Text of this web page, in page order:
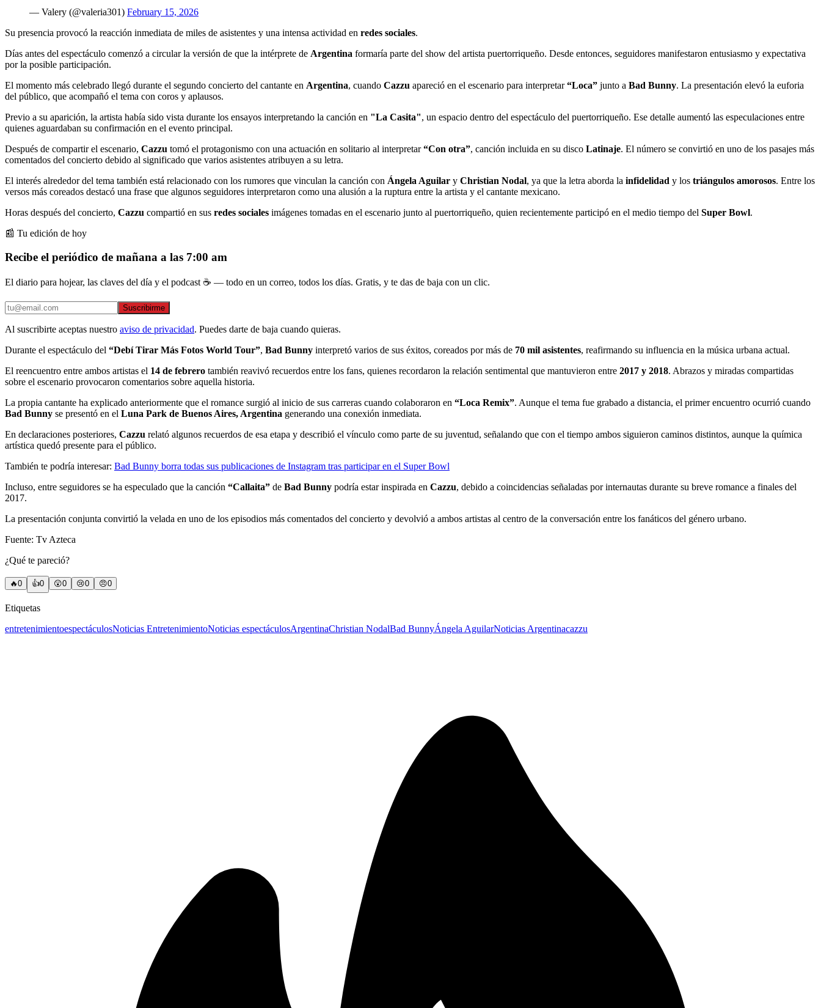
— Valery (@valeria301) February 15, 2026
Su presencia provocó la reacción inmediata de miles de asistentes y una intensa actividad en redes sociales.
Días antes del espectáculo comenzó a circular la versión de que la intérprete de Argentina formaría parte del show del artista puertorriqueño. Desde entonces, seguidores manifestaron entusiasmo y expectativa
por la posible participación.
El momento más celebrado llegó durante el segundo concierto del cantante en Argentina, cuando Cazzu apareció en el escenario para interpretar“Loca” junto a Bad Bunny. La presentación elevó la euforia
del público, que acompañó el tema con coros y aplausos.
Previo a su aparición, la artista había sido vista durante los ensayos interpretando la canción en "La Casita", un espacio dentro del espectáculo del puertorriqueño. Ese detalle aumentó las especulaciones entre
quienes aguardaban su confirmación en el evento principal.
Después de compartir el escenario, Cazzu tomó el protagonismo con una actuación en solitario al interpretar“Con otra”, canción incluida en su disco Latinaje. El número se convirtió en uno de los pasajes más
comentados del concierto debido al significado que varios asistentes atribuyen a su letra.
El interés alrededor del tema también está relacionado con los rumores que vinculan la canción con Ángela Aguilar y Christian Nodal, ya que la letra aborda la infidelidad y los triángulos amorosos. Entre los
versos más coreados destacó una frase que algunos seguidores interpretaron como una alusión a la ruptura entre la artista y el cantante mexicano.
Horas después del concierto, Cazzu compartió en sus redes sociales imágenes tomadas en el escenario junto al puertorriqueño, quien recientemente participó en el medio tiempo del Super Bowl.
📰 Tu edición de hoy
Recibe el periódico de mañana a las 7:00 am
El diario para hojear, las claves del día y el podcast ☕ — todo en un correo, todos los días. Gratis, y te das de baja con un clic.
Suscribirme
Al suscribirte aceptas nuestro aviso de privacidad. Puedes darte de baja cuando quieras.
Durante el espectáculo del “Debí Tirar Más Fotos World Tour”, Bad Bunny interpretó varios de sus éxitos, coreados por más de 70 mil asistentes, reafirmando su influencia en la música urbana actual.
El reencuentro entre ambos artistas el 14 de febrero también reavivó recuerdos entre los fans, quienes recordaron la relación sentimental que mantuvieron entre 2017 y 2018. Abrazos y miradas compartidas
sobre el escenario provocaron comentarios sobre aquella historia.
La propia cantante ha explicado anteriormente que el romance surgió al inicio de sus carreras cuando colaboraron en “Loca Remix”. Aunque el tema fue grabado a distancia, el primer encuentro ocurrió cuando
Bad Bunny se presentó en el Luna Park de Buenos Aires, Argentina generando una conexión inmediata.
En declaraciones posteriores, Cazzu relató algunos recuerdos de esa etapa y describió el vínculo como parte de su juventud, señalando que con el tiempo ambos siguieron caminos distintos, aunque la química
artística quedó presente para el público.
También te podría interesar: Bad Bunny borra todas sus publicaciones de Instagram tras participar en el Super Bowl
Incluso, entre seguidores se ha especulado que la canción “Callaita” de Bad Bunny podría estar inspirada en Cazzu, debido a coincidencias señaladas por internautas durante su breve romance a finales del
2017.
La presentación conjunta convirtió la velada en uno de los episodios más comentados del concierto y devolvió a ambos artistas al centro de la conversación entre los fanáticos del género urbano.
Fuente: Tv Azteca
¿Qué te pareció?
🔥0 👍0 😲0 😢0 😠0
Etiquetas
entretenimientoespectáculosNoticias EntretenimientoNoticias espectáculosArgentinaChristian NodalBad BunnyÁngela AguilarNoticias Argentinacazzu